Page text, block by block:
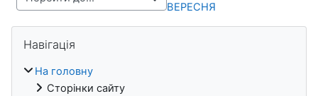
ВЕРЕСНЯ
Навігація
На головну
Сторінки сайту